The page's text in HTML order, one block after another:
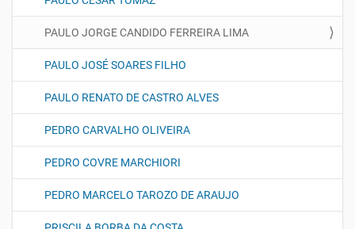
PAULO JORGE CANDIDO FERREIRA LIMA
PAULO JOSÉ SOARES FILHO
PAULO RENATO DE CASTRO ALVES
PEDRO CARVALHO OLIVEIRA
PEDRO COVRE MARCHIORI
PEDRO MARCELO TAROZO DE ARAUJO